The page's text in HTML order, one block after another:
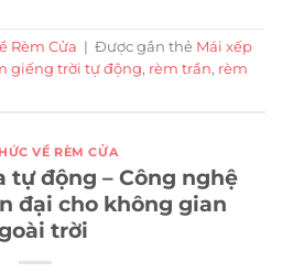
Rèm Cửa | Được gắn thẻ Mái xếp
giếng trời tự động, rèm trần, rèm
VỀ RÈM CỬA
tự động – Công nghệ
đại cho không gian
trời